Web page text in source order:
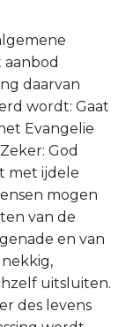
aanbod
daarvan
wordt: Gaat
Evangelie
God
met ijdele
mogen
van de
en van
uitsluiten.
des levens